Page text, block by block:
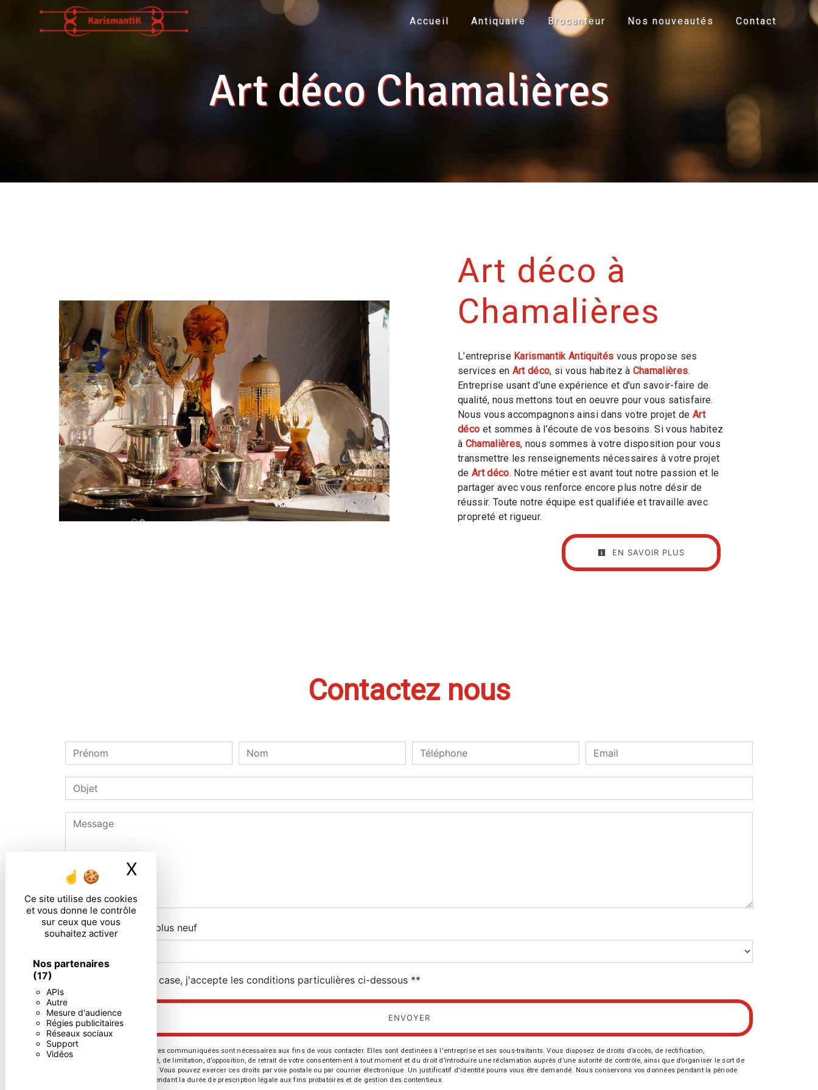
Panneau de gestion des cookies
Ce site utilise des cookies
et vous donne le contrôle
sur ceux que vous
souhaitez activer
Nos partenaires
(17)
APIs
Autre
Mesure d'audience
Régies publicitaires
Réseaux sociaux
Support
Vidéos
X
Accueil Antiquaire Brocanteur Nos nouveautés Contact
Art déco Chamalières
Art déco à
Chamalières
L’entreprise Karismantik Antiquités vous propose ses
services en Art déco, si vous habitez à Chamalières.
Entreprise usant d’une expérience et d’un savoir-faire de
qualité, nous mettons tout en oeuvre pour vous satisfaire.
Nous vous accompagnons ainsi dans votre projet deArt
déco et sommes à l’écoute de vos besoins. Si vous habitez
à Chamalières, nous sommes à votre disposition pour vous
transmettre les renseignements nécessaires à votre projet
de Art déco. Notre métier est avant tout notre passion et le
partager avec vous renforce encore plus notre désir de
réussir. Toute notre équipe est qualifiée et travaille avec
propreté et rigueur.
EN SAVOIR PLUS
Contactez nous
Combien font trois plus neuf
En cochant cette case, j'accepte les conditions particulières ci-dessous **
ENVOYER
** Les données personnelles communiquées sont nécessaires aux fins de vous contacter. Elles sont destinées à l'entreprise et ses sous-traitants. Vous disposez de droits d’accès, de rectification,
d’effacement, de portabilité, de limitation, d’opposition, de retrait de votre consentement à tout moment et du droit d’introduire une réclamation auprès d’une autorité de contrôle, ainsi que d’organiser le sort de
vos données post-mortem. Vous pouvez exercer ces droits par voie postale ou par courrier électronique. Un justificatif d'identité pourra vous être demandé. Nous conservons vos données pendant la période
de prise de contact puis pendant la durée de prescription légale aux fins probatoires et de gestion des contentieux.